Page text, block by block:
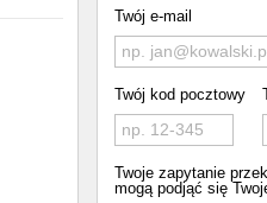
Twój e-mail
Twój kod pocztowy
Twoje zapytanie
mogą podjąć się